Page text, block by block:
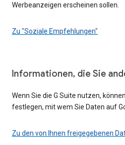
Werbeanzeigen erscheinen sollen.
Zu "Soziale Empfehlungen"
Informationen, die Sie
Wenn Sie die G Suite nutzen,
festlegen, mit wem Sie Daten auf
Zu den von Ihnen freigegebenen